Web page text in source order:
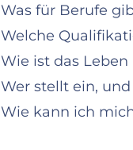
Was für Berufe
Welche
Wie ist das Leben
Wer stellt ein,
Wie kann ich